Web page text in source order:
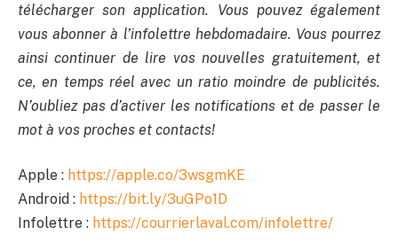
télécharger son application. Vous pouvez également
vous abonner à l’infolettre hebdomadaire. Vous pourrez
ainsi continuer de lire vos nouvelles gratuitement, et
ce, en temps réel avec un ratio moindre de publicités.
N’oubliez pas d’activer les notifications et de passer le
mot à vos proches et contacts!
Apple : https://apple.co/3wsgmKE
Android : https://bit.ly/3uGPo1D
Infolettre : https://courrierlaval.com/infolettre/